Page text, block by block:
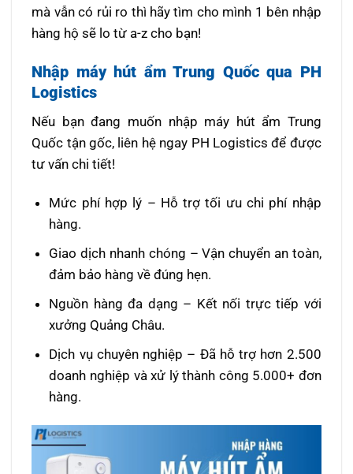
mà vẫn có rủi ro thì hãy tìm cho mình 1 bên nhập
hàng hộ sẽ lo từ a-z cho bạn!
Nhập máy hút ẩm Trung Quốc qua PH
Logistics
Nếu bạn đang muốn nhập máy hút ẩm Trung
Quốc tận gốc, liên hệ ngay PH Logistics để được
tư vấn chi tiết!
Mức phí hợp lý – Hỗ trợ tối ưu chi phí nhập
hàng.
Giao dịch nhanh chóng – Vận chuyển an toàn,
đảm bảo hàng về đúng hẹn.
Nguồn hàng đa dạng – Kết nối trực tiếp với
xưởng Quảng Châu.
Dịch vụ chuyên nghiệp – Đã hỗ trợ hơn 2.500
doanh nghiệp và xử lý thành công 5.000+ đơn
hàng.